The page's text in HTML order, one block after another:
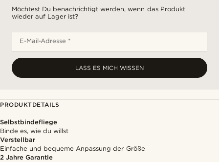
Möchtest Du benachrichtigt werden, wenn das Produkt
wieder auf Lager ist?
E-Mail-Adresse *
LASS ES MICH WISSEN
PRODUKTDETAILS
Selbstbindefliege
Binde es, wie du willst
Verstellbar
Einfache und bequeme Anpassung der Größe
2 Jahre Garantie